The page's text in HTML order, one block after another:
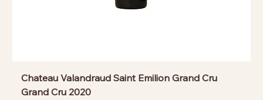
Chateau Valandraud Saint Emilion Grand Cru
Grand Cru 2020